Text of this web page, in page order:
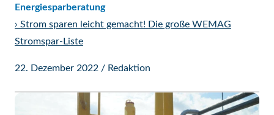
Energiesparberatung
› Strom sparen leicht gemacht! Die große WEMAG
Stromspar-Liste
22. Dezember 2022 / Redaktion